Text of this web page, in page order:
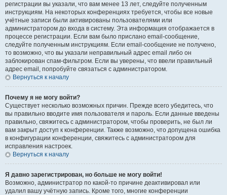
регистрации вы указали, что вам менее 13 лет, следуйте полученным
инструкциям. На некоторых конференциях требуется, чтобы все новые
учётные записи были активированы пользователями или
администратором до входа в систему. Эта информация отображается в
процессе регистрации. Если вам было прислано email-сообщение,
следуйте полученным инструкциям. Если email-сообщение не получено,
то возможно, что вы указали неправильный адрес email либо он
заблокирован спам-фильтром. Если вы уверены, что ввели правильный
адрес email, попробуйте связаться с администратором.
Вернуться к началу
Почему я не могу войти?
Существует несколько возможных причин. Прежде всего убедитесь, что
вы правильно вводите имя пользователя и пароль. Если данные введены
правильно, свяжитесь с администратором, чтобы проверить, не был ли
вам закрыт доступ к конференции. Также возможно, что допущена ошибка
в конфигурации конференции, свяжитесь с администратором для
исправления настроек.
Вернуться к началу
Я давно зарегистрирован, но больше не могу войти!
Возможно, администратор по какой-то причине деактивировал или
удалил вашу учётную запись. Кроме того, многие конференции